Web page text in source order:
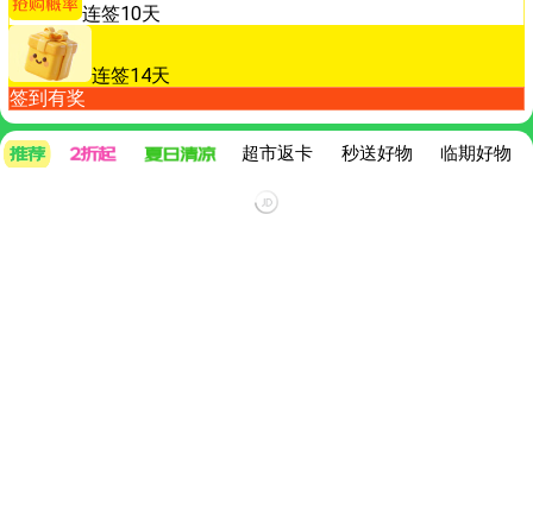
连签10天
连签14天
签到有奖
超市返卡 秒送好物 临期好物